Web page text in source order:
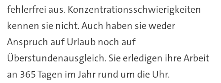
fehlerfrei aus. Konzentrationsschwierigkeiten
kennen sie nicht. Auch haben sie weder
Anspruch auf Urlaub noch auf
Überstundenausgleich. Sie erledigen ihre Arbeit
an 365 Tagen im Jahr rund um die Uhr.